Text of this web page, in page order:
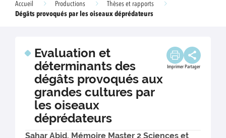
Accueil Productions
Thèses et rapports
Dégâts provoqués par les oiseaux déprédateurs
Evaluation et
déterminants des
dégâts provoqués aux
grandes cultures par
les oiseaux
déprédateurs
Imprimer Partager
Sahar Abid, Mémoire Master 2 Sciences et